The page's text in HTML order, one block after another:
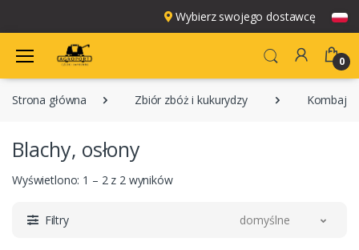
Wybierz swojego dostawcę
0
Strona główna Zbiór zbóż i kukurydzy
Blachy, osłony
Wyświetlono: 1 – 2 z 2 wyników
Filtry domyślne